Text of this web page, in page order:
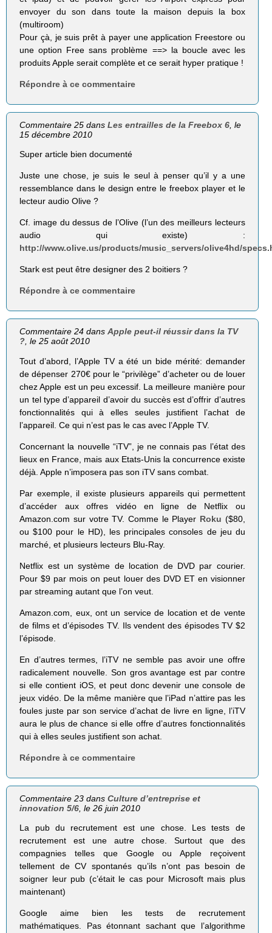
envoyer du son dans toute la maison depuis la box
(multiroom)
Pour çà, je suis prêt à payer une application Freestore ou
une option Free sans problème ==> la boucle avec les
produits Apple serait complète et ce serait hyper pratique !
Répondre à ce commentaire
Commentaire 25 dansLes entrailles de la Freebox 6 , le
15 décembre 2010
Super article bien documenté
Juste une chose, je suis le seul à penser qu’il y a une
ressemblance dans le design entre le freebox player et le
lecteur audio Olive ?
Cf. image du dessus de l’Olive (l’un des meilleurs lecteurs
audio qui existe) :
http://www.olive.us/products/music_servers/olive4hd/
Stark est peut être designer des 2 boitiers ?
Répondre à ce commentaire
Commentaire 24 dansApple peut-il réussir dans la TV
?, le 25 août 2010
Tout d’abord, l’Apple TV a été un bide mérité: demander
de dépenser 270€ pour le “privilège” d’acheter ou de louer
chez Apple est un peu excessif. La meilleure manière pour
un tel type d’appareil d’avoir du succès est d’offrir d’autres
fonctionnalités qui à elles seules justifient l’achat de
l’appareil. Ce qui n’est pas le cas avec l’Apple TV.
Concernant la nouvelle “iTV”, je ne connais pas l’état des
lieux en France, mais aux Etats-Unis la concurrence existe
déjà. Apple n’imposera pas son iTV sans combat.
Par exemple, il existe plusieurs appareils qui permettent
d’accéder aux offres vidéo en ligne de Netflix ou
Amazon.com sur votre TV. Comme le Player Roku ($80,
ou $100 pour le HD), les principales consoles de jeu du
marché, et plusieurs lecteurs Blu-Ray.
Netflix est un système de location de DVD par courier.
Pour $9 par mois on peut louer des DVD ET en visionner
par streaming autant que l’on veut.
Amazon.com, eux, ont un service de location et de vente
de films et d’épisodes TV. Ils vendent des épisodes TV $2
l’épisode.
En d’autres termes, l’iTV ne semble pas avoir une offre
radicalement nouvelle. Son gros avantage est par contre
si elle contient iOS, et peut donc devenir une console de
jeux vidéo. De la même manière que l’iPad n’attire pas les
foules juste par son service d’achat de livre en ligne, l’iTV
aura le plus de chance si elle offre d’autres fonctionnalités
qui à elles seules justifient son achat.
Répondre à ce commentaire
Commentaire 23 dansCulture d’entreprise et
innovation 5/6 , le 26 juin 2010
La pub du recrutement est une chose. Les tests de
recrutement est une autre chose. Surtout que des
compagnies telles que Google ou Apple reçoivent
tellement de CV spontanés qu’ils n’ont pas besoin de
soigner leur pub (c’était le cas pour Microsoft mais plus
maintenant)
Google aime bien les tests de recrutement
mathématiques. Pas étonnant sachant que l’algorithme